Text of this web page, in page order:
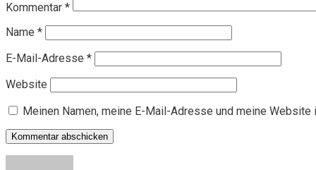
Kommentar *
Name *
E-Mail-Adresse *
Website
Meinen Namen, meine E-Mail-Adresse und meine